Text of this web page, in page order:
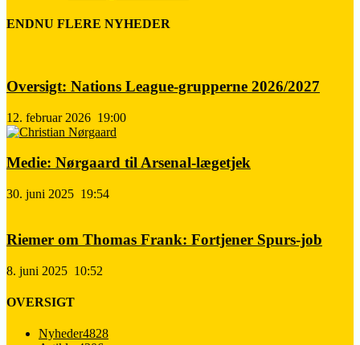
ENDNU FLERE NYHEDER
Oversigt: Nations League-grupperne 2026/2027
12. februar 2026 19:00
Medie: Nørgaard til Arsenal-lægetjek
30. juni 2025 19:54
Riemer om Thomas Frank: Fortjener Spurs-job
8. juni 2025 10:52
OVERSIGT
Nyheder4828